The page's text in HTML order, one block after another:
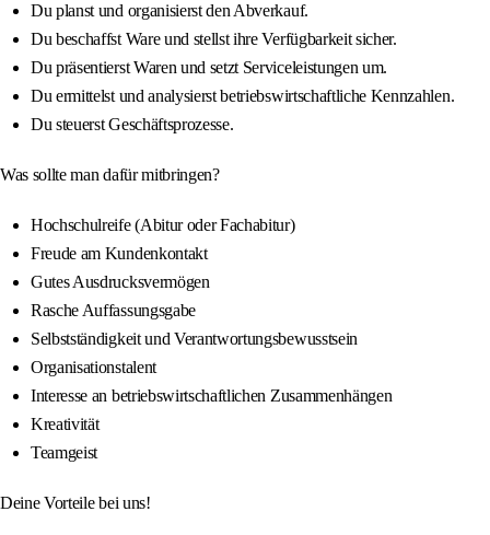
Du planst und organisierst den Abverkauf.
Du beschaffst Ware und stellst ihre Verfügbarkeit sicher.
Du präsentierst Waren und setzt Serviceleistungen um.
Du ermittelst und analysierst betriebswirtschaftliche Kennzahlen.
Du steuerst Geschäftsprozesse.
Was sollte man dafür mitbringen?
Hochschulreife (Abitur oder Fachabitur)
Freude am Kundenkontakt
Gutes Ausdrucksvermögen
Rasche Auffassungsgabe
Selbstständigkeit und Verantwortungsbewusstsein
Organisationstalent
Interesse an betriebswirtschaftlichen Zusammenhängen
Kreativität
Teamgeist
Deine Vorteile bei uns!